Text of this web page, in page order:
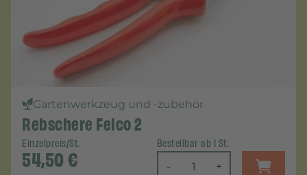
Gartenwerkzeug und -zubehör
Rebschere Felco 2
Einzelpreis/St.
54,50€
Bestellbar ab 1 St.
- +